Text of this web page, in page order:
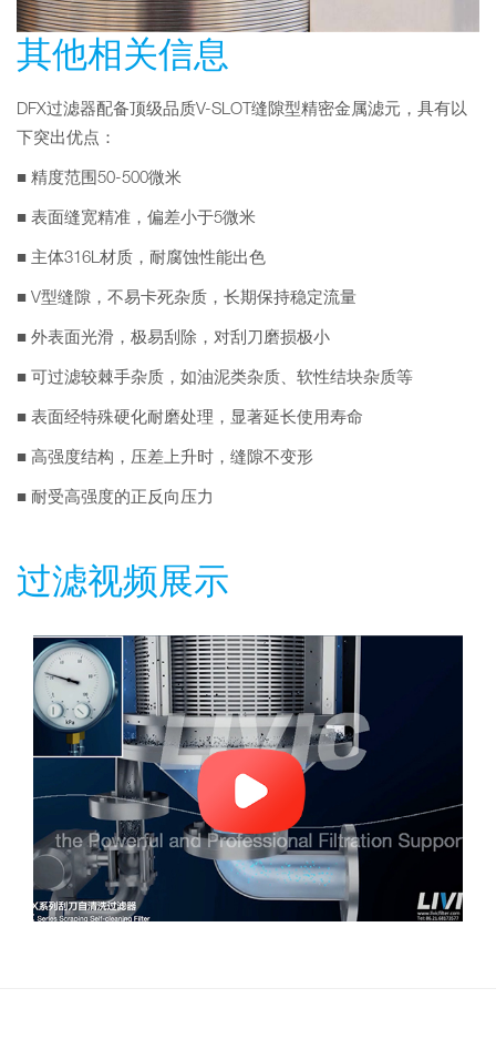
其他相关信息
DFX过滤器配备顶级品质V-SLOT缝隙型精密金属滤元，具有以
下突出优点：
■ 精度范围50-500微米
■ 表面缝宽精准，偏差小于5微米
■ 主体316L材质，耐腐蚀性能出色
■ V型缝隙，不易卡死杂质，长期保持稳定流量
■ 外表面光滑，极易刮除，对刮刀磨损极小
■ 可过滤较棘手杂质，如油泥类杂质、软性结块杂质等
■ 表面经特殊硬化耐磨处理，显著延长使用寿命
■ 高强度结构，压差上升时，缝隙不变形
■ 耐受高强度的正反向压力
过滤视频展示